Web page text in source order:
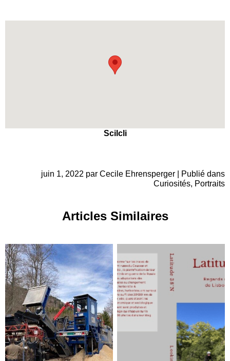
Scilcli
juin 1, 2022 par Cecile Ehrensperger | Publié dans
Curiosités, Portraits
Articles Similaires